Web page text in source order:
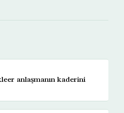
anlaşmanın kaderini